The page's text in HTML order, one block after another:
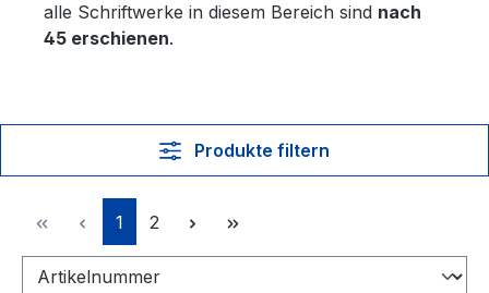
alle Schriftwerke in diesem Bereich sind nach
45 erschienen.
Produkte filtern
Seite
1 Seite
2